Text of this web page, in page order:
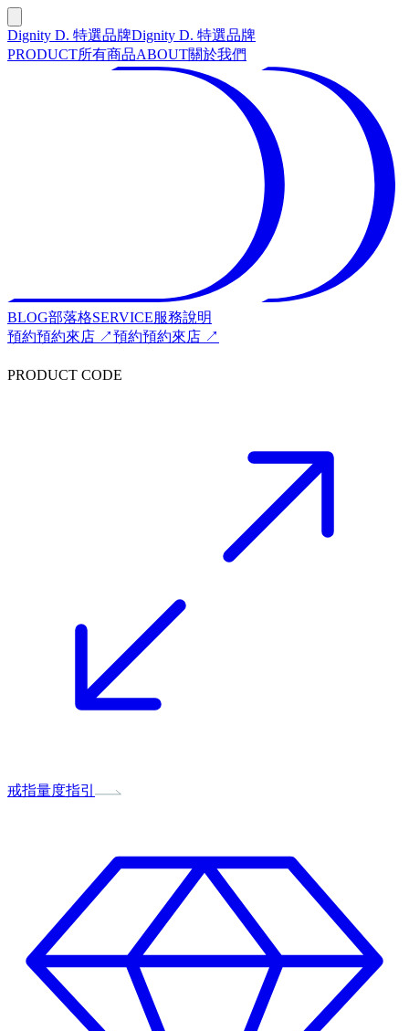
Dignity D. 特選品牌Dignity D. 特選品牌
PRODUCT所有商品ABOUT關於我們
BLOG部落格SERVICE服務說明
預約預約來店 ↗預約預約來店 ↗
PRODUCT CODE
戒指量度指引